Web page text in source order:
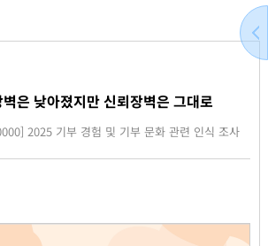
은 낮아졌지만 신뢰장벽은 그대로
2025 기부 경험 및 기부 문화 관련 인식 조사